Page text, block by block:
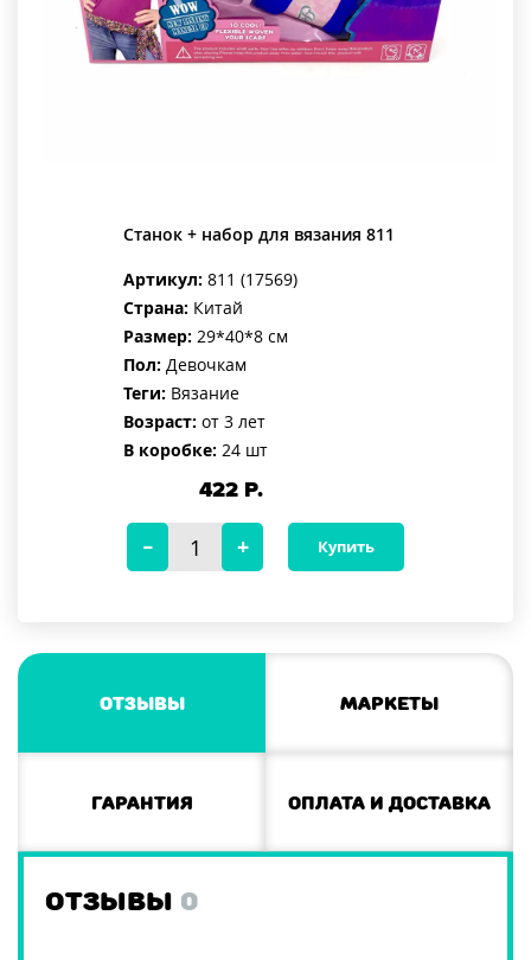
Станок + набор для вязания 811
Артикул: 811 (17569)
Страна: Китай
Размер: 29*40*8 см
Пол: Девочкам
Теги: Вязание
Возраст: от 3 лет
В коробке: 24 шт
422Р.
Купить
Отзывы Маркеты
Гарантия Оплата и доставка
ОТЗЫВЫ 0